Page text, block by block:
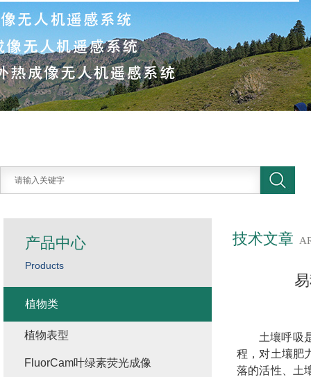
技术文章
土壤呼吸
程，对土壤肥
落的活性、土
产品中心
Products
植物类
植物表型
FluorCam叶绿素荧光成像